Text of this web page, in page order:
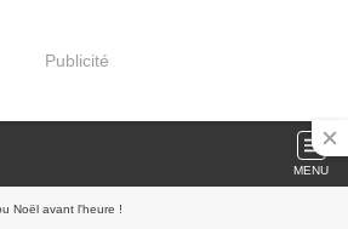
Publicité
MENU
Noël avant l'heure !